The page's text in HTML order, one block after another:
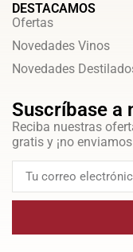
DESTACAMOS
Ofertas
Novedades Vinos
Novedades
Suscríbase a
Reciba nuestras
gratis y ¡no